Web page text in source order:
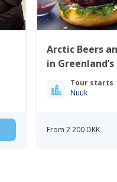
Arctic Beers
in
Tour starts
Nuuk
From 2 200 DKK